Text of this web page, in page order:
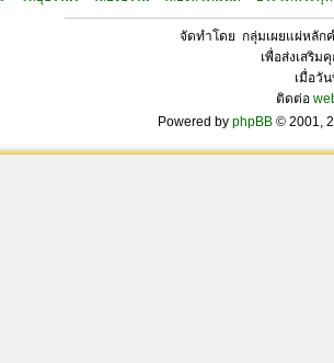
จัดทำโดย กลุ่มเผยแผ่หลัก
เพื่อส่งเสริม
เมื่อวั
ติดต่อ
Powered by phpBB © 2001,